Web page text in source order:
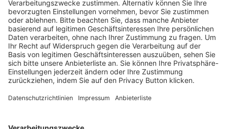
Schulungsangebot Vereinsmitarbeiter
BFV-Geschäftsstellen
Trainerbörse
Login SpielPlus
FOLGE DEM BFV